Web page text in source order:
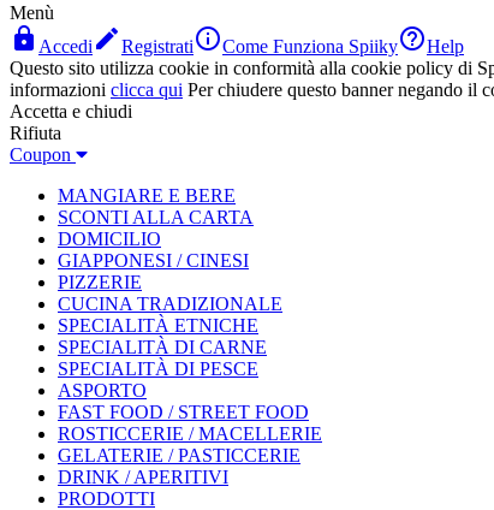
Menù
 Accedi RegistratiCome Funziona SpiikyHelp
Questo sito utilizza cookie in conformità alla cookie policy di
informazioni clicca qui Per chiudere questo banner negando il
Accetta e chiudi
Rifiuta
Coupon
MANGIARE E BERE
SCONTI ALLA CARTA
DOMICILIO
GIAPPONESI / CINESI
PIZZERIE
CUCINA TRADIZIONALE
SPECIALITÀ ETNICHE
SPECIALITÀ DI CARNE
SPECIALITÀ DI PESCE
ASPORTO
FAST FOOD / STREET FOOD
ROSTICCERIE / MACELLERIE
GELATERIE / PASTICCERIE
DRINK / APERITIVI
PRODOTTI